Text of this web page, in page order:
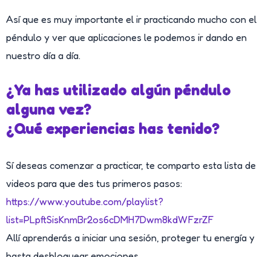
Así que es muy importante el ir practicando mucho con el
péndulo y ver que aplicaciones le podemos ir dando en
nuestro día a día.
¿Ya has utilizado algún péndulo
alguna vez?
¿Qué experiencias has tenido?
Sí deseas comenzar a practicar, te comparto esta lista de
videos para que des tus primeros pasos:
https://www.youtube.com/playlist?
list=PLpftSisKnmBr2os6cDMH7Dwm8kdWFzrZF
Allí aprenderás a iniciar una sesión, proteger tu energía y